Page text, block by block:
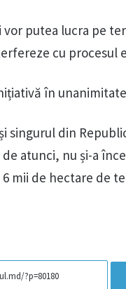
putea lucra pe
cu procesul
în
singurul din
atunci, nu și-a
mii de hectare de